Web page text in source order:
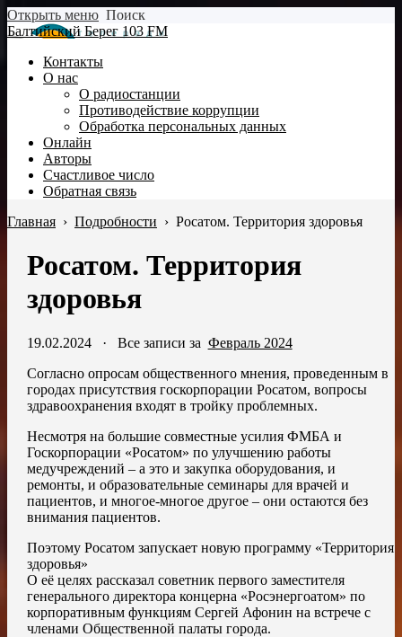
Открыть меню Поиск
Балтийский Берег 103 FM
Контакты
О нас
О радиостанции
Противодействие коррупции
Обработка персональных данных
Онлайн
Авторы
Счастливое число
Обратная связь
Главная › Подробности › Росатом. Территория здоровья
Росатом. Территория
здоровья
19.02.2024· Все записи за Февраль 2024
Согласно опросам общественного мнения, проведенным в
городах присутствия госкорпорации Росатом, вопросы
здравоохранения входят в тройку проблемных.
Несмотря на большие совместные усилия ФМБА и
Госкорпорации «Росатом» по улучшению работы
медучреждений – а это и закупка оборудования, и
ремонты, и образовательные семинары для врачей и
пациентов, и многое-многое другое – они остаются без
внимания пациентов.
Поэтому Росатом запускает новую программу «Территория
здоровья»
О её целях рассказал советник первого заместителя
генерального директора концерна «Росэнергоатом» по
корпоративным функциям Сергей Афонин на встрече с
членами Общественной палаты города.